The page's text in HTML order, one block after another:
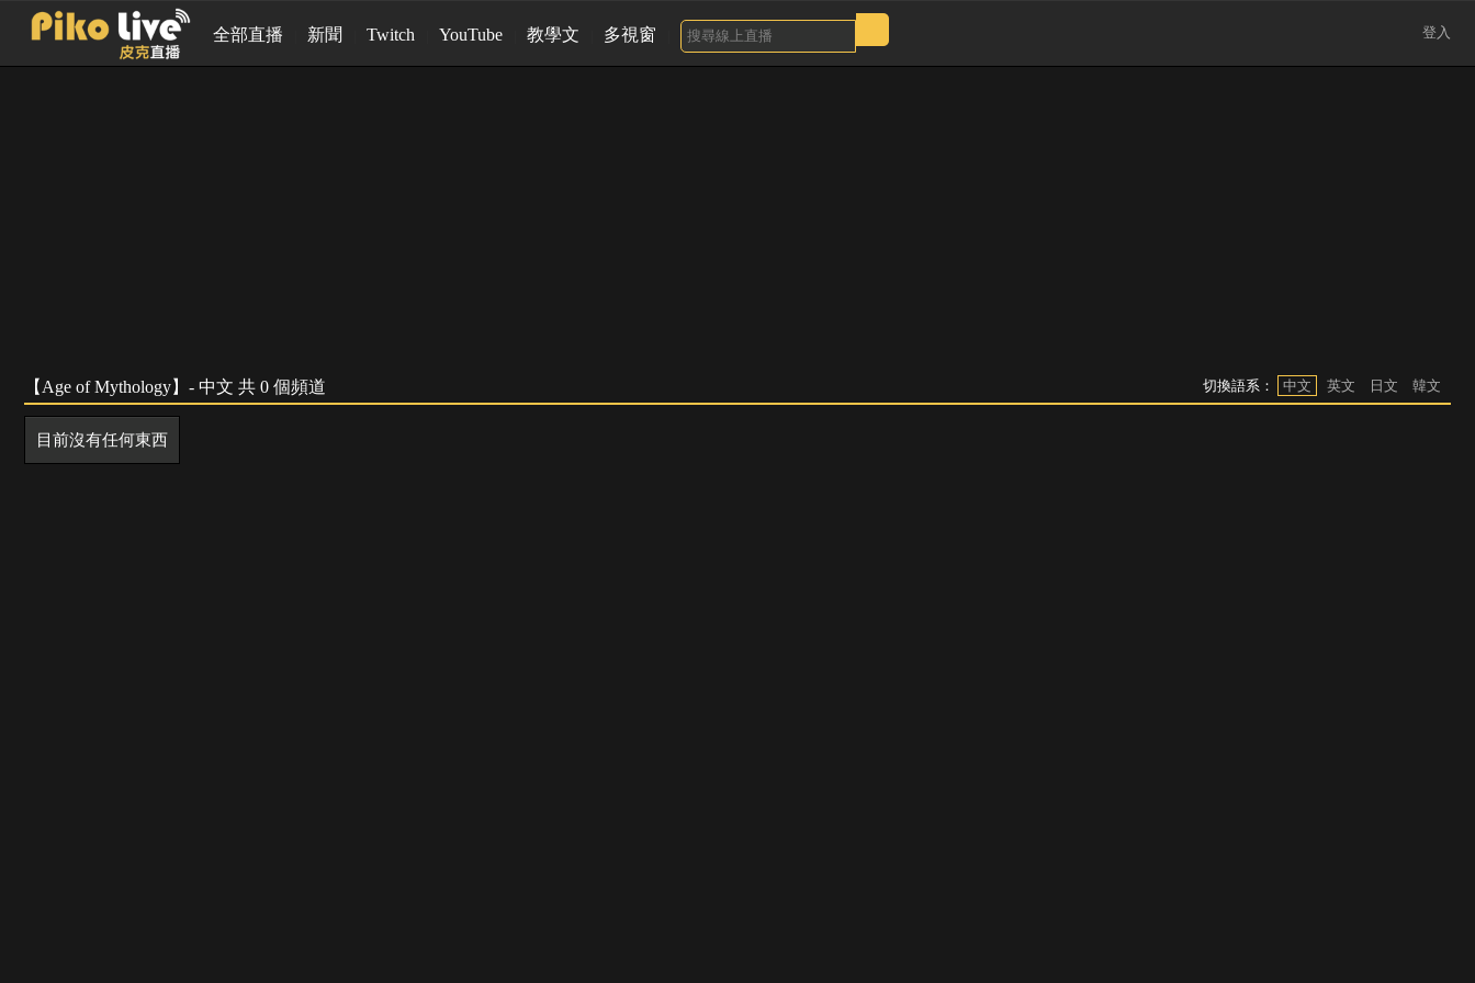
全部直播 新聞 Twitch YouTube 教學文 多視窗 登入
【Age of Mythology】- 中文 共 0 個頻道 切換語系： 中文 英文 日文 韓文
目前沒有任何東西